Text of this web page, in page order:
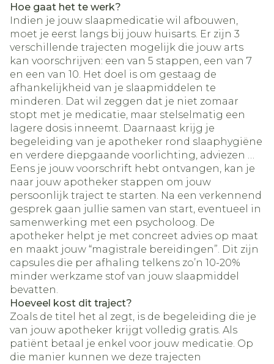
Hoe gaat het te werk?
Indien je jouw slaapmedicatie wil afbouwen,
moet je eerst langs bij jouw huisarts. Er zijn 3
verschillende trajecten mogelijk die jouw arts
kan voorschrijven: een van 5 stappen, een van 7
en een van 10. Het doel is om gestaag de
afhankelijkheid van je slaapmiddelen te
minderen. Dat wil zeggen dat je niet zomaar
stopt met je medicatie, maar stelselmatig een
lagere dosis inneemt. Daarnaast krijg je
begeleiding van je apotheker rond slaaphygiëne
en verdere diepgaande voorlichting, adviezen …
Eens je jouw voorschrift hebt ontvangen, kan je
naar jouw apotheker stappen om jouw
persoonlijk traject te starten. Na een verkennend
gesprek gaan jullie samen van start, eventueel in
samenwerking met een psycholoog. De
apotheker helpt je met concreet advies op maat
en maakt jouw “magistrale bereidingen”. Dit zijn
capsules die per afhaling telkens zo’n 10-20%
minder werkzame stof van jouw slaapmiddel
bevatten.
Hoeveel kost dit traject?
Zoals de titel het al zegt, is de begeleiding die je
van jouw apotheker krijgt volledig gratis. Als
patiënt betaal je enkel voor jouw medicatie. Op
die manier kunnen we deze trajecten